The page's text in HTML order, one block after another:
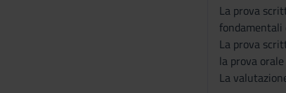
La prova
fondamentali
La prova
la prova
La